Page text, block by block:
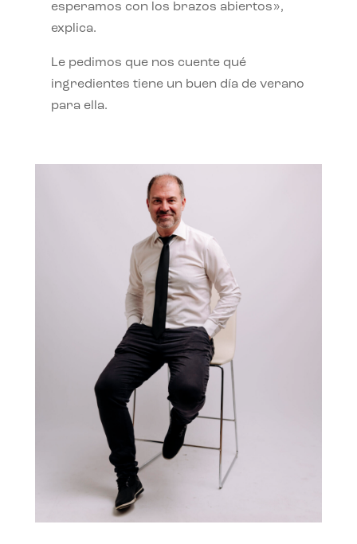
esperamos con los brazos abiertos»,
explica.
Le pedimos que nos cuente qué
ingredientes tiene un buen día de verano
para ella.